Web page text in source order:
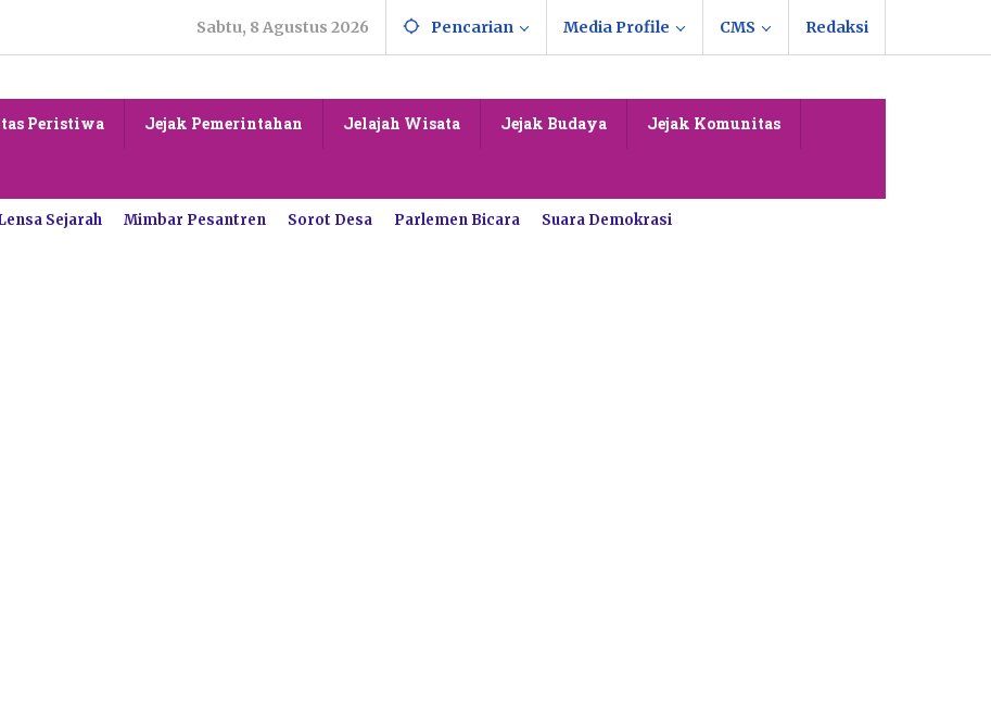
Sabtu, 8 Agustus 2026 Pencarian Media Profile CMS Redaksi
Peristiwa Jejak Pemerintahan Jelajah Wisata Jejak Budaya Jejak Komunitas
Sejarah Mimbar Pesantren Sorot Desa Parlemen Bicara Suara Demokrasi